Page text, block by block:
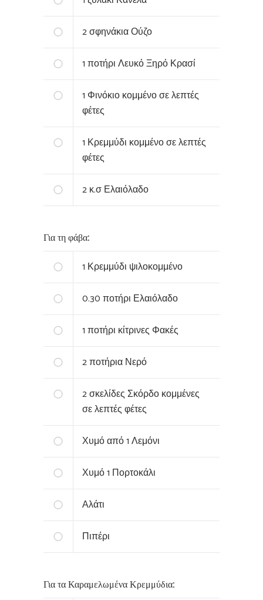
2σφηνάκια Ούζο
1ποτήρι Λευκό Ξηρό Κρασί
1 Φινόκιο κομμένο σε λεπτές
φέτες
1 Κρεμμύδι κομμένο σε λεπτές
φέτες
2κ.σ Ελαιόλαδο
Για τη φάβα:
1 Κρεμμύδι ψιλοκομμένο
0.30ποτήρι Ελαιόλαδο
1ποτήρι κίτρινες Φακές
2ποτήρια Νερό
2σκελίδες Σκόρδο κομμένες
σε λεπτές φέτες
Χυμό από 1 Λεμόνι
Χυμό 1 Πορτοκάλι
Αλάτι
Πιπέρι
Για τα Καραμελωμένα Κρεμμύδια: